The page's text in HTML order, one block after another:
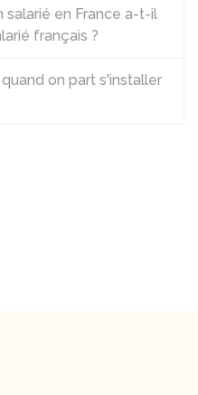
salarié en France a-t-il
français ?
on part s'installer